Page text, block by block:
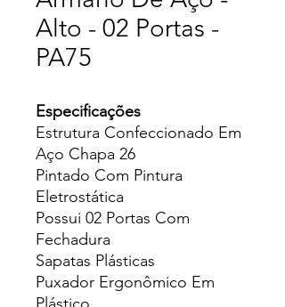
Alto - 02 Portas -
PA75
Especificações
Estrutura Confeccionado Em
Aço Chapa 26
Pintado Com Pintura
Eletrostática
Possui 02 Portas Com
Fechadura
Sapatas Plásticas
Puxador Ergonômico Em